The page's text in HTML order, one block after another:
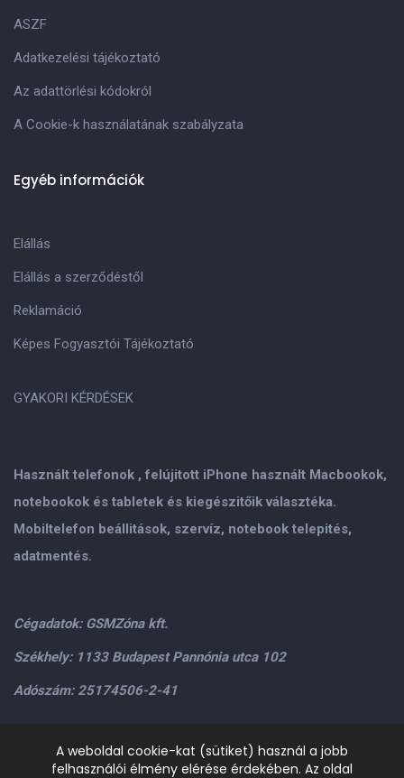
Használt telefonok , felújitott iPhone használt Macbookok,
notebookok és tabletek és kiegészitőik választéka.
Mobiltelefon beállitások, szervíz, notebook telepités,
adatmentés.
Cégadatok: GSMZóna kft.
Székhely: 1133 Budapest Pannónia utca 102
Adószám: 25174506-2-41
Személyes átvétel: GSMZóna kft. 1134.Bp. Váci út 9-15
H-P: 9.00-17.00,Szo: 9.00-13.00+36205534995+36209906363
ASZF
Adatkezelési tájékoztató
Az adattörlési kódokról
A Cookie-k használatának szabályzata
Egyéb információk
Elállás
Elállás a szerződéstől
Reklamáció
Képes Fogyasztói Tájékoztató
GYAKORI KÉRDÉSEK
A weboldal cookie-kat (sütiket) használ a jobb
felhasználói élmény elérése érdekében. Az oldal